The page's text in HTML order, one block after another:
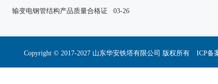
输变电钢管结构产品质量合格证 03-26
Copyright © 2017-2027 山东华安铁塔有限公司 版权所有 ICP